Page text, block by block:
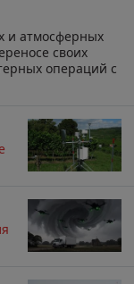
и атмосферных
своих
операций с